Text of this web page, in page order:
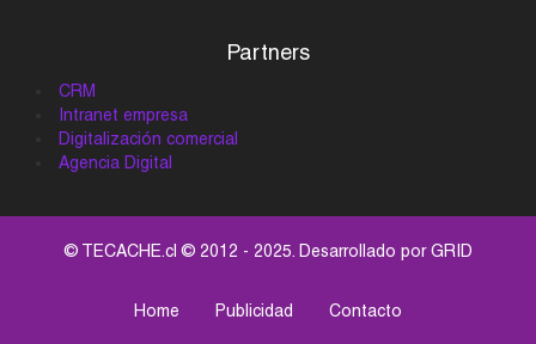
Partners
CRM
Intranet empresa
Digitalización comercial
Agencia Digital
© TECACHE.cl © 2012 - 2025. Desarrollado porGRID
Home Publicidad Contacto